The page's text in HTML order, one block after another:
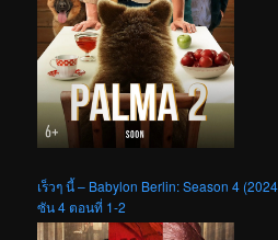
เร็วๆ นี้ – Babylon Berlin: Season 4
ซัน 4 ตอนที่ 1-2